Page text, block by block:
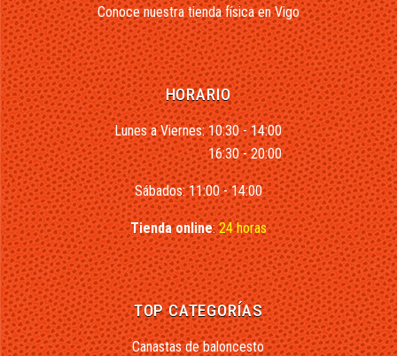
Conoce nuestra tienda física en Vigo
HORARIO
Lunes a Viernes: 10:30 - 14:00
16:30 - 20:00
Sábados: 11:00 - 14:00
Tienda online:24 horas
TOP CATEGORÍAS
Canastas de baloncesto